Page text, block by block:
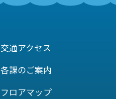
交通アクセス
各課のご案内
フロアマップ